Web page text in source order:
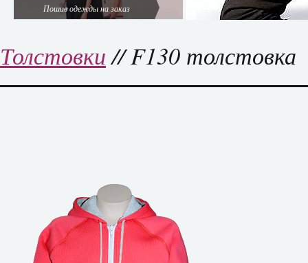
Пошив одежды на заказ
Толстовки// F130 толстовка